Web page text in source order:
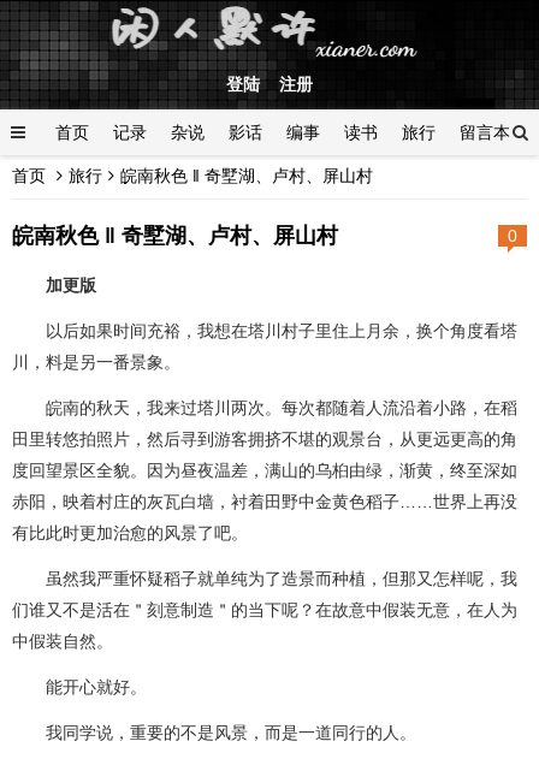
登陆 注册
首页 记录 杂说 影话 编事 读书 旅行 留言本
登陆
首页 旅行 皖南秋色 ‖ 奇墅湖、卢村、屏山村
0
皖南秋色 ‖ 奇墅湖、卢村、屏山村
加更版
以后如果时间充裕，我想在塔川村子里住上月余，换个角度看塔
川，料是另一番景象。
皖南的秋天，我来过塔川两次。每次都随着人流沿着小路，在稻
田里转悠拍照片，然后寻到游客拥挤不堪的观景台，从更远更高的角
度回望景区全貌。因为昼夜温差，满山的乌桕由绿，渐黄，终至深如
赤阳，映着村庄的灰瓦白墙，衬着田野中金黄色稻子……世界上再没
有比此时更加治愈的风景了吧。
虽然我严重怀疑稻子就单纯为了造景而种植，但那又怎样呢，我
们谁又不是活在＂刻意制造＂的当下呢？在故意中假装无意，在人为
中假装自然。
能开心就好。
我同学说，重要的不是风景，而是一道同行的人。